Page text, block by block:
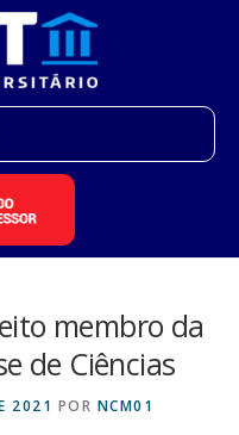
membro da
de Ciências
2021 POR NCM01